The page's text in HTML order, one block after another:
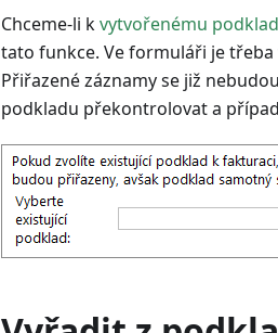
Chceme-li kvytvořenému
tato funkce. Ve formuláři je
Přiřazené záznamy se již
podkladu překontrolovat a